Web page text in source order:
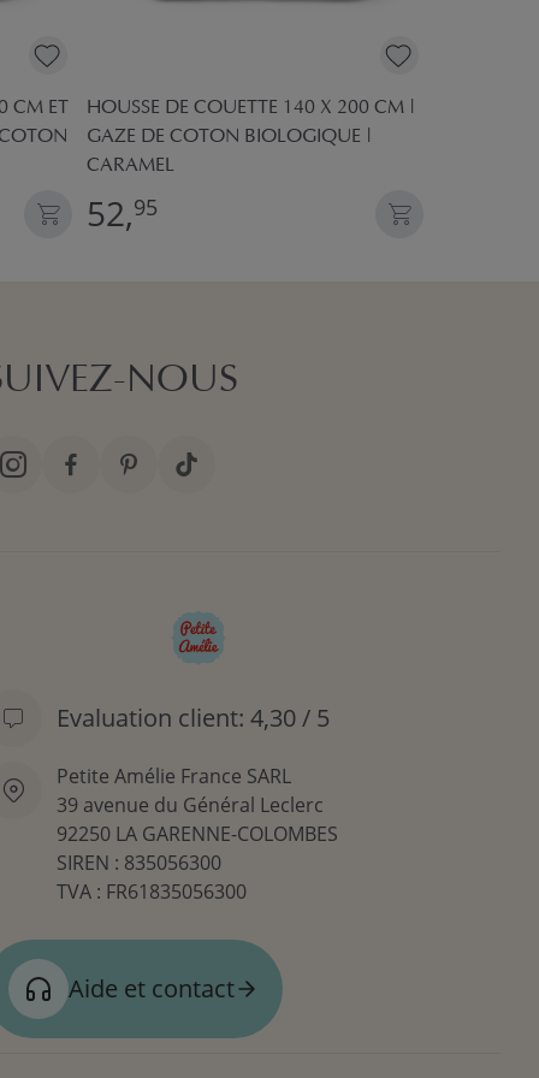
CM ET
HOUSSE DE COUETTE 140 X 200 CM |
GAZE DE COTON BIOLOGIQUE |
CARAMEL
52,95
NOUS
Evaluation client: 4,30 / 5
Petite Amélie France SARL
39 avenue du Général Leclerc
92250 LA GARENNE-COLOMBES
SIREN : 835056300
TVA : FR61835056300
Aide et contact